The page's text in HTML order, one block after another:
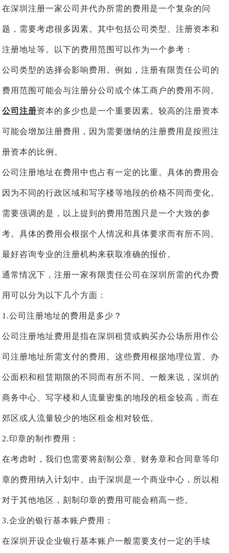
在深圳注册一家公司并代办所需的费用是一个复杂的问
题，需要考虑很多因素。其中包括公司类型、注册资本和
注册地址等。以下的费用范围可以作为一个参考：
公司类型的选择会影响费用。例如，注册有限责任公司的
费用范围可能会与注册分公司或个体工商户的费用不同。
公司注册资本的多少也是一个重要因素。较高的注册资本
可能会增加注册费用，因为需要缴纳的注册费用是按照注
册资本的比例。
公司注册地址在费用中也占有一定的比重。具体的费用会
因为不同的行政区域和写字楼等地段的价格不同而变化。
需要强调的是，以上提到的费用范围只是一个大致的参
考。具体的费用会根据个人情况和具体要求而有所不同。
最好咨询专业的注册机构来获取准确的报价。
通常情况下，注册一家有限责任公司在深圳所需的代办费
用可以分为以下几个方面：
1.公司注册地址的费用是多少？
公司注册地址费用是指在深圳租赁或购买办公场所用作公
司注册地址所需支付的费用。这些费用根据地理位置、办
公面积和租赁期限的不同而有所不同。一般来说，深圳的
商务中心、写字楼和人流量密集的地段的租金较高，而在
郊区或人流量较少的地区租金相对较低。
2.印章的制作费用：
在考虑时，我们也需要将刻制公章、财务章和合同章等印
章的费用纳入计划中。由于深圳是一个商业中心，所以相
对于其他地区，刻制印章的费用可能会稍高一些。
3.企业的银行基本账户费用：
在深圳开设企业银行基本账户一般需要支付一定的手续